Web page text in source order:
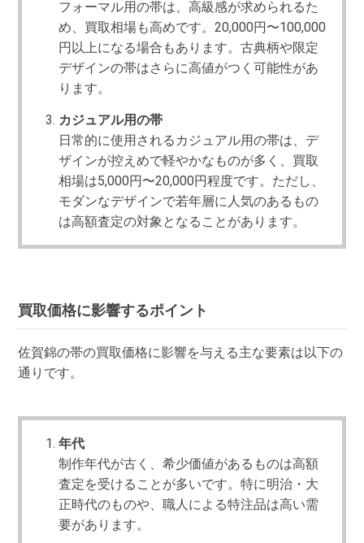
フォーマル用の帯は、高級感が求められるた
め、買取相場も高めです。20,000円〜100,000
円以上になる場合もあります。古典柄や限定
デザインの帯はさらに高値がつく可能性があ
ります。
カジュアル用の帯
日常的に使用されるカジュアル用の帯は、デ
ザインが控えめで軽やかなものが多く、買取
相場は5,000円〜20,000円程度です。ただし、
モダンなデザインで若年層に人気のあるもの
は高額査定の対象となることがあります。
買取価格に影響するポイント
佐賀錦の帯の買取価格に影響を与える主な要素は以下の
通りです。
年代
制作年代が古く、希少価値があるものは高額
査定を受けることが多いです。特に明治・大
正時代のものや、職人による特注品は高い需
要があります。